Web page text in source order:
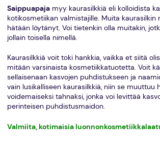
Saippuapajamyy kaurasilkkiä eli kolloidista
kotikosmetiikan valmistajille. Muita kaurasilkin
hätään löytänyt. Voi tietenkin olla muitakin,
jollain toisella nimellä.
Kaurasilkkiä voit toki hankkia, vaikka et siitä
mitään varsinaista kosmetiikkatuotetta. Voit
sellaisenaan kasvojen puhdistukseen ja
vain lusikalliseen kaurasilkkiä, niin se muuttuu
voidemaiseksi tahnaksi, jonka voi levittää
perinteisen puhdistusmaidon.
Valmiita, kotimaisia